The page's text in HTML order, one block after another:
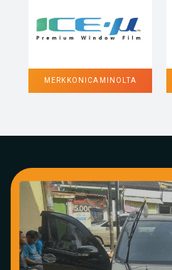
MERK KONICA MINOLTA